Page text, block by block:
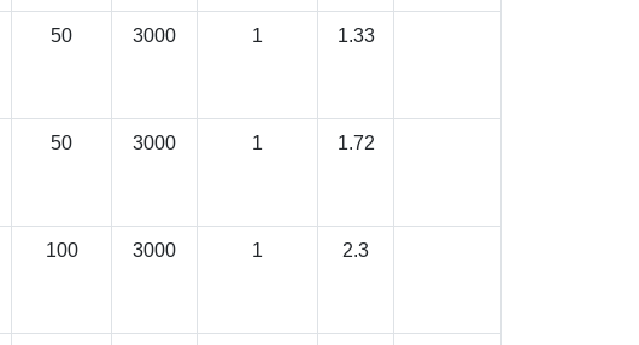
50 3000 1 1.33
50 3000 1 1.72
100 3000 1 2.3